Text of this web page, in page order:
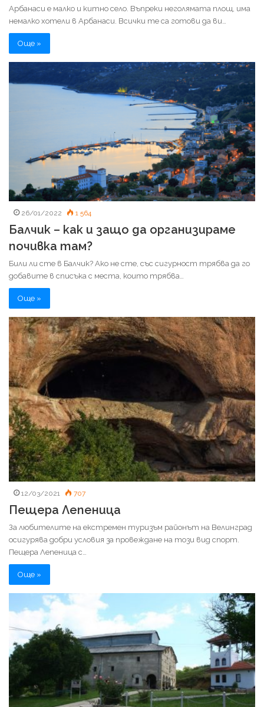
Арбанаси е малко и китно село. Въпреки неголямата площ, има
немалко хотели в Арбанаси. Всички те са готови да ви…
Още »
26/01/2022 1 564
Балчик – как и защо да организираме
почивка там?
Били ли сте в Балчик? Ако не сте, със сигурност трябва да го
добавите в списъка с места, които трябва…
Още »
12/03/2021 707
Пещера Лепеница
За любителите на екстремен туризъм районът на Велинград
осигурява добри условия за провеждане на този вид спорт.
Пещера Лепеница с…
Още »